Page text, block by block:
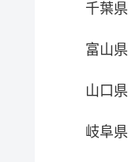
千葉県
富山県
山口県
岐阜県